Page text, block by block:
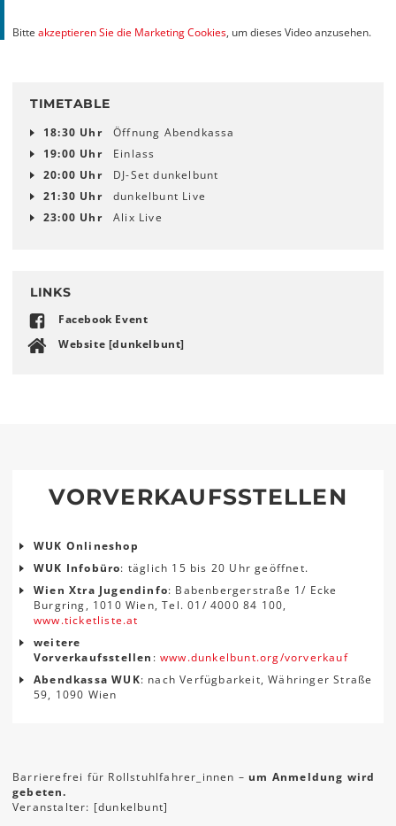
Bitte akzeptieren Sie die Marketing Cookies, um dieses Video anzusehen.
TIMETABLE
18:30 Uhr
Öffnung Abendkassa
19:00 Uhr
Einlass
20:00 Uhr
DJ-Set dunkelbunt
21:30 Uhr
dunkelbunt Live
23:00 Uhr
Alix Live
LINKS
Facebook Event
Website [dunkelbunt]
VORVERKAUFSSTELLEN
WUK Onlineshop
WUK Infobüro: täglich 15 bis 20 Uhr geöffnet.
Wien Xtra Jugendinfo: Babenbergerstraße 1/ Ecke
Burgring, 1010 Wien, Tel. 01/ 4000 84 100,
www.ticketliste.at
weitere
Vorverkaufsstellen :www.dunkelbunt.org/vorverkauf
Abendkassa WUK: nach Verfügbarkeit, Währinger Straße
59, 1090 Wien
Barrierefrei für Rollstuhlfahrer_innen – um Anmeldung wird
gebeten.
Veranstalter: [dunkelbunt]